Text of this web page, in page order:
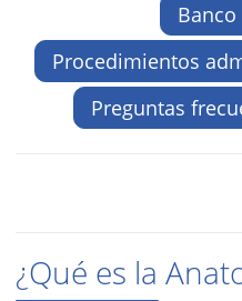
Procedimientos
Preguntas
¿Qué es la